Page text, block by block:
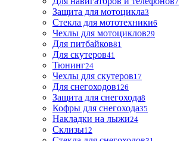
Защита для мотоцикла3
Стекла для мототехники6
Чехлы для мотоциклов29
Для питбайков81
Для скутеров41
Тюнинг24
Чехлы для скутеров17
Для снегоходов126
Защита для снегохода8
Кофры для снегохода35
Накладки на лыжи24
Склизы12